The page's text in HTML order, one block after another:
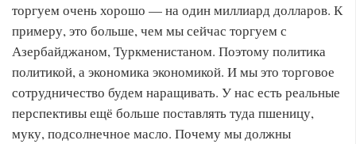
торгуем очень хорошо — на один миллиард долларов. К
примеру, это больше, чем мы сейчас торгуем с
Азербайджаном, Туркменистаном. Поэтому политика
политикой, а экономика экономикой. И мы это торговое
сотрудничество будем наращивать. У нас есть реальные
перспективы ещё больше поставлять туда пшеницу,
муку, подсолнечное масло. Почему мы должны